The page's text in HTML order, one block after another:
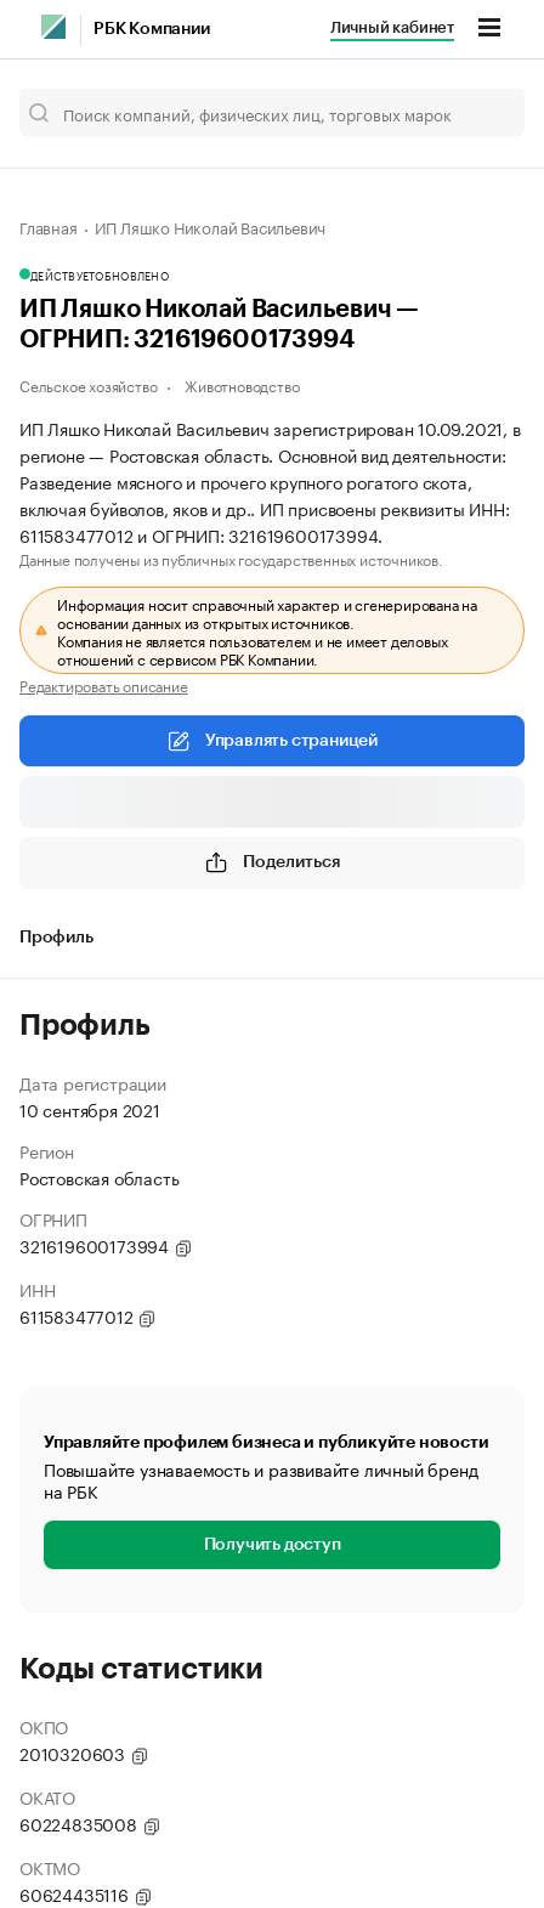
РБК Компании Личный кабинет
Главная ИП Ляшко Николай Васильевич
ДЕЙСТВУЕТОБНОВЛЕНО
ИП Ляшко Николай Васильевич —
ОГРНИП: 321619600173994
Сельское хозяйство Животноводство
ИП Ляшко Николай Васильевич зарегистрирован 10.09.2021, в
регионе — Ростовская область. Основной вид деятельности:
Разведение мясного и прочего крупного рогатого скота,
включая буйволов, яков и др.. ИП присвоены реквизиты ИНН:
611583477012 и ОГРНИП: 321619600173994.
Данные получены из публичных государственных источников.
Информация носит справочный характер и сгенерирована на
основании данных из открытых источников.
Компания не является пользователем и не имеет деловых
отношений с сервисом РБК Компании.
Редактировать описание
Управлять страницей
Поделиться
Профиль
Профиль
Дата регистрации
10 сентября 2021
Регион
Ростовская область
ОГРНИП
321619600173994
ИНН
611583477012
Управляйте профилем бизнеса и публикуйте новости
Повышайте узнаваемость и развивайте личный бренд
на РБК
Получить доступ
Коды статистики
ОКПО
2010320603
ОКАТО
60224835008
ОКТМО
60624435116